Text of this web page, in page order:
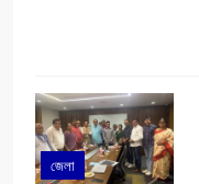
জেলা